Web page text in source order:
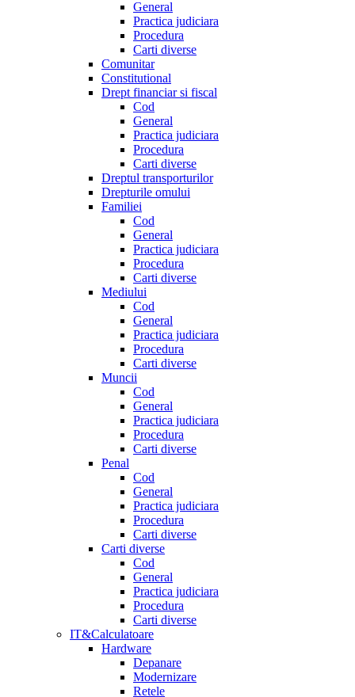
General
Practica judiciara
Procedura
Carti diverse
Comunitar
Constitutional
Drept financiar si fiscal
Cod
General
Practica judiciara
Procedura
Carti diverse
Dreptul transporturilor
Drepturile omului
Familiei
Cod
General
Practica judiciara
Procedura
Carti diverse
Mediului
Cod
General
Practica judiciara
Procedura
Carti diverse
Muncii
Cod
General
Practica judiciara
Procedura
Carti diverse
Penal
Cod
General
Practica judiciara
Procedura
Carti diverse
Carti diverse
Cod
General
Practica judiciara
Procedura
Carti diverse
IT&Calculatoare
Hardware
Depanare
Modernizare
Retele